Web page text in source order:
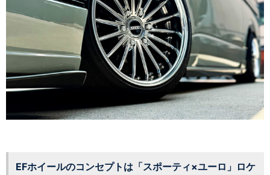
EFホイールのコンセプトは「スポーティ×ユーロ」ロケ